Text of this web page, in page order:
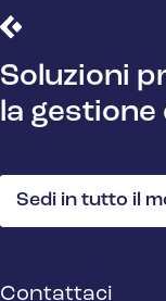
Soluzioni
la
Sedi in tutto il
Contattaci